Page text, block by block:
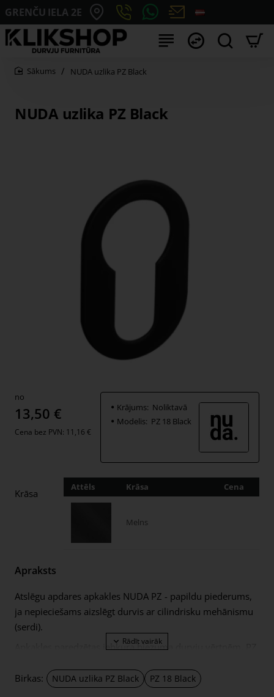
GRENČU IELA 2E
NUDA uzlika PZ Black
NUDA uzlika PZ Black
no
13,50 €
Cena bez PVN: 11,16 €
Krājums: Noliktavā
Modelis: PZ 18 Black
Krāsa
Attēls Krāsa Cena
Melns
Apraksts
Atslēgu apdares apkakles NUDA PZ - papildu piederums,
ja nepieciešams aizslēgt durvis ar cilindrisku mehānismu
(serdi).
Apkakles paredzētas jebkura biezuma durvju vērtnēm. PZ
izskatās ārkārtīgi minimālistiskas. Apkakles ir pielīmētas
Birkas: NUDA uzlika PZ Black PZ 18 Black